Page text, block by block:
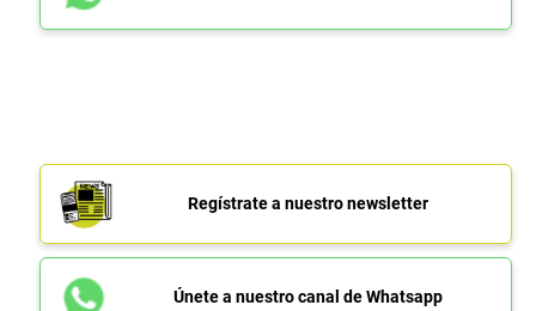
Regístrate a nuestro newsletter
Únete a nuestro canal de Whatsapp